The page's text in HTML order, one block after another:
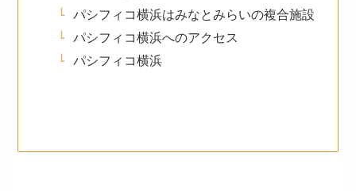
パシフィコ横浜はみなとみらいの複合施設
パシフィコ横浜へのアクセス
パシフィコ横浜